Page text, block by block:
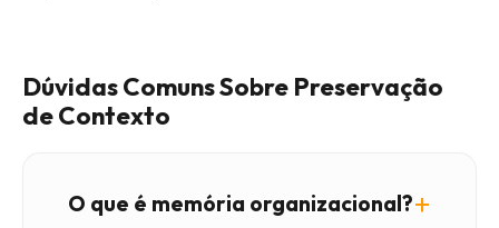
Dúvidas Comuns Sobre Preservação
de Contexto
O que é memória organizacional?